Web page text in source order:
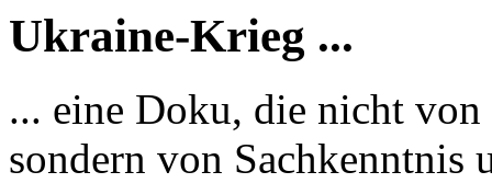
Ukraine-Krieg ...
... eine Doku, die nicht
sondern von Sachkenntnis